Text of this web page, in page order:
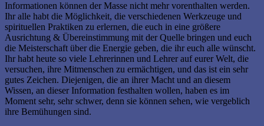
Informationen können der Masse nicht mehr vorenthalten werden.
Ihr alle habt die Möglichkeit, die verschiedenen Werkzeuge und
spirituellen Praktiken zu erlernen, die euch in eine größere
Ausrichtung & Übereinstimmung mit der Quelle bringen und euch
die Meisterschaft über die Energie geben, die ihr euch alle wünscht.
Ihr habt heute so viele Lehrerinnen und Lehrer auf eurer Welt, die
versuchen, ihre Mitmenschen zu ermächtigen, und das ist ein sehr
gutes Zeichen. Diejenigen, die an ihrer Macht und an diesem
Wissen, an dieser Information festhalten wollen, haben es im
Moment sehr, sehr schwer, denn sie können sehen, wie vergeblich
ihre Bemühungen sind.